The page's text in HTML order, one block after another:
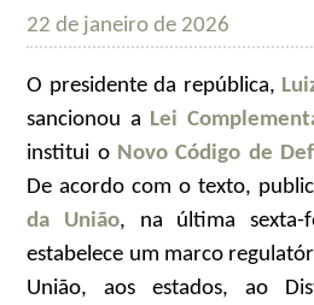
22 de janeiro de 2026
O presidente da república,
sancionou a Lei
institui o Novo Código de
De acordo com o texto,
da União, na última
estabelece um marco
União, aos estados, ao